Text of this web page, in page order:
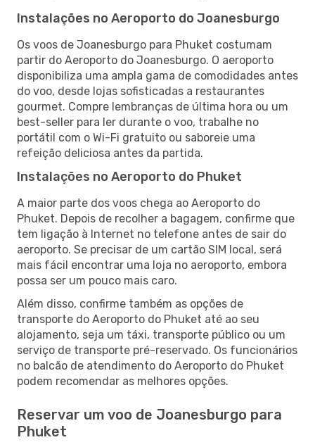
Instalações no Aeroporto do Joanesburgo
Os voos de Joanesburgo para Phuket costumam
partir do Aeroporto do Joanesburgo. O aeroporto
disponibiliza uma ampla gama de comodidades antes
do voo, desde lojas sofisticadas a restaurantes
gourmet. Compre lembranças de última hora ou um
best-seller para ler durante o voo, trabalhe no
portátil com o Wi-Fi gratuito ou saboreie uma
refeição deliciosa antes da partida.
Instalações no Aeroporto do Phuket
A maior parte dos voos chega ao Aeroporto do
Phuket. Depois de recolher a bagagem, confirme que
tem ligação à Internet no telefone antes de sair do
aeroporto. Se precisar de um cartão SIM local, será
mais fácil encontrar uma loja no aeroporto, embora
possa ser um pouco mais caro.
Além disso, confirme também as opções de
transporte do Aeroporto do Phuket até ao seu
alojamento, seja um táxi, transporte público ou um
serviço de transporte pré-reservado. Os funcionários
no balcão de atendimento do Aeroporto do Phuket
podem recomendar as melhores opções.
Reservar um voo de Joanesburgo para
Phuket